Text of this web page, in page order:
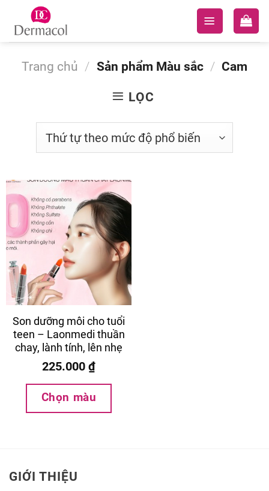
Trang chủ / Sản phẩm Màu sắc / Cam
LỌC
Son dưỡng môi cho tuổi
teen – Laonmedi thuần
chay, lành tính, lên nhẹ
225.000 ₫
Chọn màu
GIỚI THIỆU